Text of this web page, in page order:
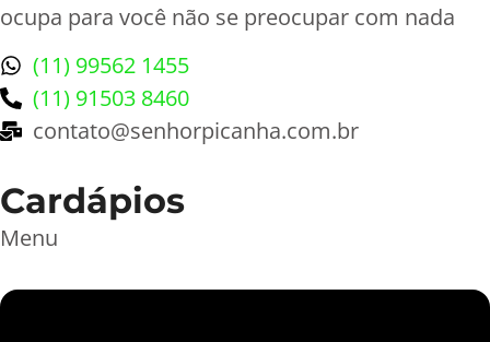
ocupa para você não se preocupar com nada
(11) 99562 1455
(11) 91503 8460
contato@senhorpicanha.com.br
Cardápios
Menu